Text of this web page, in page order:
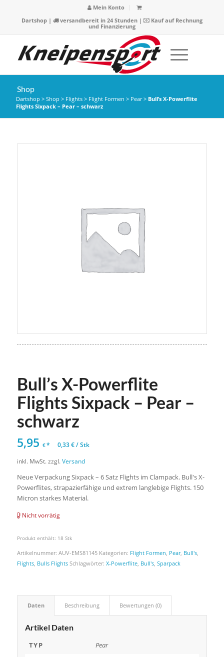
Mein Konto
Dartshop| versandbereit in 24 Stunden |
Kauf auf Rechnung
und Finanzierung
Shop
Dartshop > Shop > Flights> Flight Formen > Pear> Bull’s X-Powerflite
Flights Sixpack – Pear – schwarz
Bull’s X-Powerflite
Flights Sixpack – Pear –
schwarz
5,95 €* 0,33€/Stk
inkl. MwSt. zzgl. Versand
Neue Verpackung Sixpack – 6 Satz Flights im Clampack. Bull's X-
Powerflites, strapazierfähige und extrem langlebige Flights. 150
Micron starkes Material.
Nicht vorrätig
Produkt enthält: 18 Stk
Artikelnummer: AUV-EMS81145 Kategorien: Flight Formen Pear, Bull's,
Flights, Bulls Flights Schlagwörter: X-Powerflite, Bull's, Sparpack
Daten Beschreibung Bewertungen (0)
Artikel Daten
TYP
Pear